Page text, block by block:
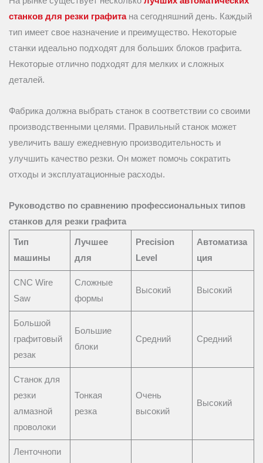
станков для резки графитана сегодняшний день. Каждый
тип имеет свое назначение и преимущество. Некоторые
станки идеально подходят для больших блоков графита.
Некоторые отлично подходят для мелких и сложных
деталей.
Фабрика должна выбрать станок в соответствии со своими
производственными целями. Правильный станок может
увеличить вашу ежедневную производительность и
улучшить качество резки. Он может помочь сократить
отходы и эксплуатационные расходы.
Руководство по сравнению профессиональных типов
станков для резки графита
Тип
машины
Лучшее
для
Precision
Level
Автоматиза
ция
CNC Wire
Saw
Сложные
формы
Высокий Высокий
Большой
графитовый
резак
Большие
блоки
Средний Средний
Станок для
резки
алмазной
проволоки
Тонкая
резка
Очень
высокий
Высокий
Ленточнопи